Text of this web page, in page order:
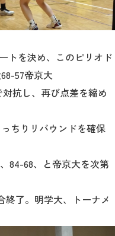
トを決め、このピリオド
57帝京大
抗し、再び点差を縮め
ちりリバウンドを確保
84-68、と帝京大を次第
終了。明学大、トーナメ